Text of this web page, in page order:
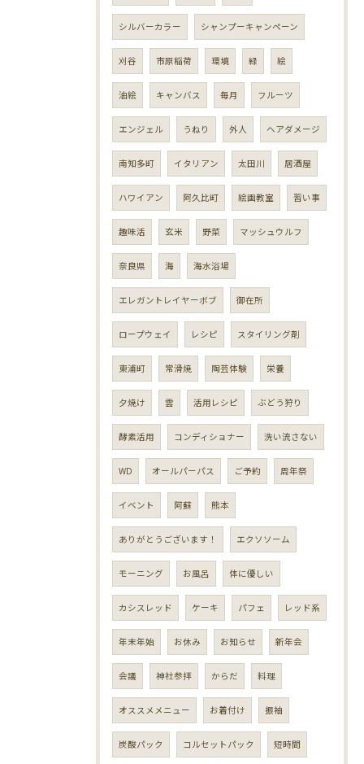
シルバーカラー シャンプーキャンペーン
刈谷 市原稲荷 環境 緑 絵
油絵 キャンバス 毎月 フルーツ
エンジェル うねり 外人 ヘアダメージ
南知多町 イタリアン 太田川 居酒屋
ハワイアン 阿久比町 絵画教室 習い事
趣味活 玄米 野菜 マッシュウルフ
奈良県 海 海水浴場
エレガントレイヤーボブ 御在所
ロープウェイ レシピ スタイリング剤
東浦町 常滑焼 陶芸体験 栄養
夕焼け 雲 活用レシピ ぶどう狩り
酵素活用 コンディショナー 洗い流さない
WD オールパーパス ご予約 周年祭
イベント 阿蘇 熊本
ありがとうございます！ エクソソーム
モーニング お風呂 体に優しい
カシスレッド ケーキ パフェ レッド系
年末年始 お休み お知らせ 新年会
会議 神社参拝 からだ 料理
オススメメニュー お着付け 振袖
炭酸パック コルセットパック 短時間